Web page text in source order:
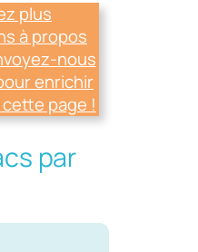
plus
à propos
nous
enrichir
page !
par